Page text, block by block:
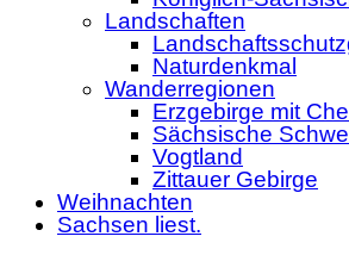
Landschaften
Naturdenkmal
Wanderregionen
Erzgebirge mit
Sächsische
Vogtland
Zittauer Gebirge
Weihnachten
Sachsen liest.